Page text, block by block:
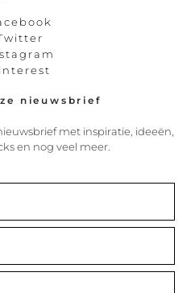
nieuwsbrief
met inspiratie, ideeën,
en nog veel meer.